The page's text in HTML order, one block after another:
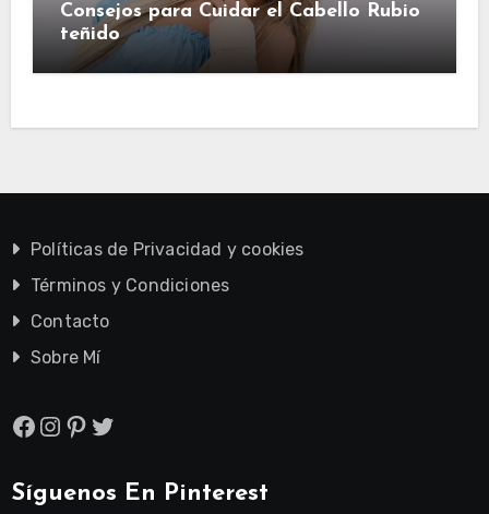
Consejos para Cuidar el Cabello Rubio
teñido
Políticas de Privacidad y cookies
Términos y Condiciones
Contacto
Sobre Mí
Facebook
Instagram
Pinterest
Twitter
Síguenos En Pinterest